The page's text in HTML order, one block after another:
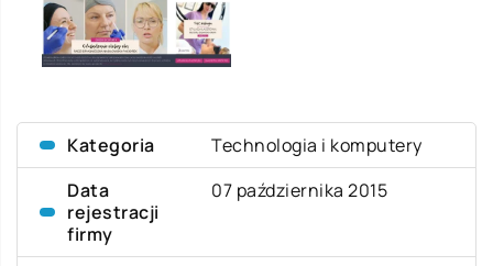
Kategoria
Technologia i komputery
Data
rejestracji
firmy
07 października 2015